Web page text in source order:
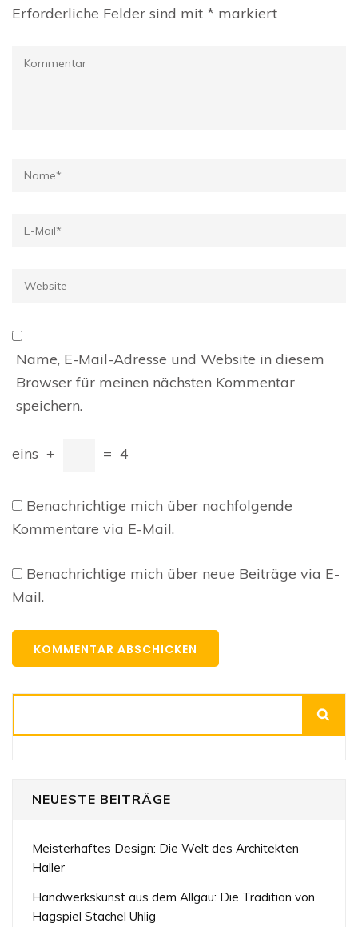
Erforderliche Felder sind mit * markiert
Kommentar
Name*
E-
Website
Name, E-Mail-Adresse und Website in diesem
Browser für meinen nächsten Kommentar
speichern.
eins + = 4
Benachrichtige mich über nachfolgende
Kommentare via E-Mail.
Benachrichtige mich über neue Beiträge via E-
Mail.
NEUESTE BEITRÄGE
Meisterhaftes Design: Die Welt des Architekten
Haller
Handwerkskunst aus dem Allgäu: Die Tradition von
Hagspiel Stachel Uhlig